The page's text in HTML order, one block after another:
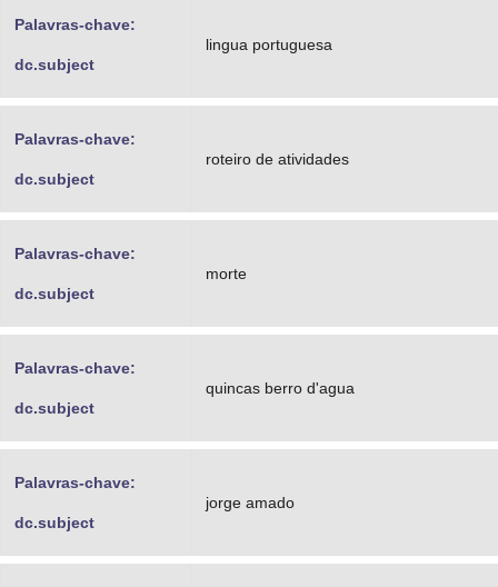
Palavras-chave:
dc.subject
lingua portuguesa
Palavras-chave:
dc.subject
roteiro de atividades
Palavras-chave:
dc.subject
morte
Palavras-chave:
dc.subject
quincas berro d'agua
Palavras-chave:
dc.subject
jorge amado